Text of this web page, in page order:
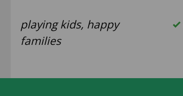
playing kids, happy
families